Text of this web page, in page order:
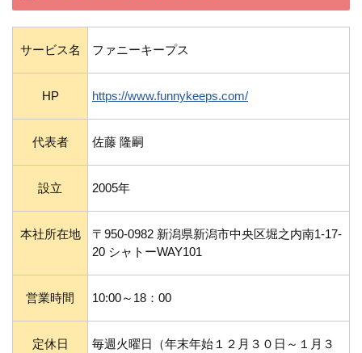
サービス名 ファニーキープス
HP https://www.funnykeeps.com/
代表者 佐藤 隆嗣
設立 2005年
本社所在地
〒950-0982 新潟県新潟市中央区堀之内南1-17-
20 シャトーWAY101
営業時間 10:00～18：00
定休日 毎週火曜日（年末年始１２月３０日～１月３